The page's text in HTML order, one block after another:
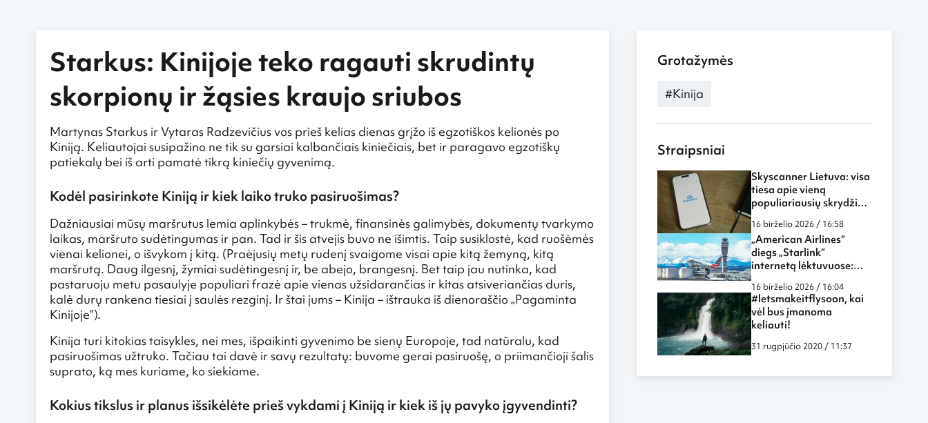
Starkus: Kinijoje teko ragauti skrudintų
skorpionų ir žąsies kraujo sriubos
Martynas Starkus ir Vytaras Radzevičius vos prieš kelias dienas grįžo iš egzotiškos kelionės po
Kiniją. Keliautojai susipažino ne tik su garsiai kalbančiais kiniečiais, bet ir paragavo egzotiškų
patiekalų bei iš arti pamatė tikrą kiniečių gyvenimą.
Kodėl pasirinkote Kiniją ir kiek laiko truko pasiruošimas?
Dažniausiai mūsų maršrutus lemia aplinkybės – trukmė, finansinės galimybės, dokumentų tvarkymo
laikas, maršruto sudėtingumas ir pan. Tad ir šis atvejis buvo ne išimtis. Taip susiklostė, kad ruošėmės
vienai kelionei, o išvykom į kitą. (Praėjusių metų rudenį svaigome visai apie kitą žemyną, kitą
maršrutą. Daug ilgesnį, žymiai sudėtingesnį ir, be abejo, brangesnį. Bet taip jau nutinka, kad
pastaruoju metu pasaulyje populiari frazė apie vienas užsidarančias ir kitas atsiveriančias duris,
kalė durų rankena tiesiai į saulės rezginį. Ir štai jums – Kinija – ištrauka iš dienoraščio „Pagaminta
Kinijoje“).
Kinija turi kitokias taisykles, nei mes, išpaikinti gyvenimo be sienų Europoje, tad natūralu, kad
pasiruošimas užtruko. Tačiau tai davė ir savų rezultatų: buvome gerai pasiruošę, o priimančioji šalis
suprato, ką mes kuriame, ko siekiame.
Kokius tikslus ir planus išsikėlėte prieš vykdami į Kiniją ir kiek iš jų pavyko įgyvendinti?
Grotažymės
#Kinija
Straipsniai
Skyscanner Lietuva: visa
tiesa apie vieną
populiariausių skrydžių
16 birželio 2026 / 16:58
„American Airlines“
diegs „Starlink“
internetą lėktuvuose:
labiau panašūs į darbą
biure ar namuose
16 birželio 2026 / 16:04
#letsmakeitflysoon, kai
vėl bus įmanoma
keliauti!
31 rugpjūčio 2020 / 11:37